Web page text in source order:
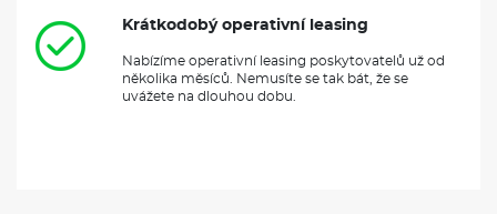
Krátkodobý operativní leasing
Nabízíme operativní leasing poskytovatelů už od
několika měsíců. Nemusíte se tak bát, že se
uvážete na dlouhou dobu.